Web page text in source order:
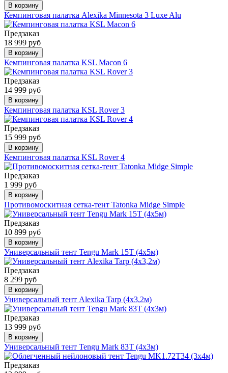
В корзину
Кемпинговая палатка Alexika Minnesota 3 Luxe Alu
Предзаказ
18 999 руб
В корзину
Кемпинговая палатка KSL Macon 6
Предзаказ
14 999 руб
В корзину
Кемпинговая палатка KSL Rover 3
Предзаказ
15 999 руб
В корзину
Кемпинговая палатка KSL Rover 4
Предзаказ
1 999 руб
В корзину
Противомоскитная сетка-тент Tatonka Midge Simple
Предзаказ
10 899 руб
В корзину
Универсальный тент Tengu Mark 15T (4х5м)
Предзаказ
8 299 руб
В корзину
Универсальный тент Alexika Tarp (4х3,2м)
Предзаказ
13 999 руб
В корзину
Универсальный тент Tengu Mark 83T (4х3м)
Предзаказ